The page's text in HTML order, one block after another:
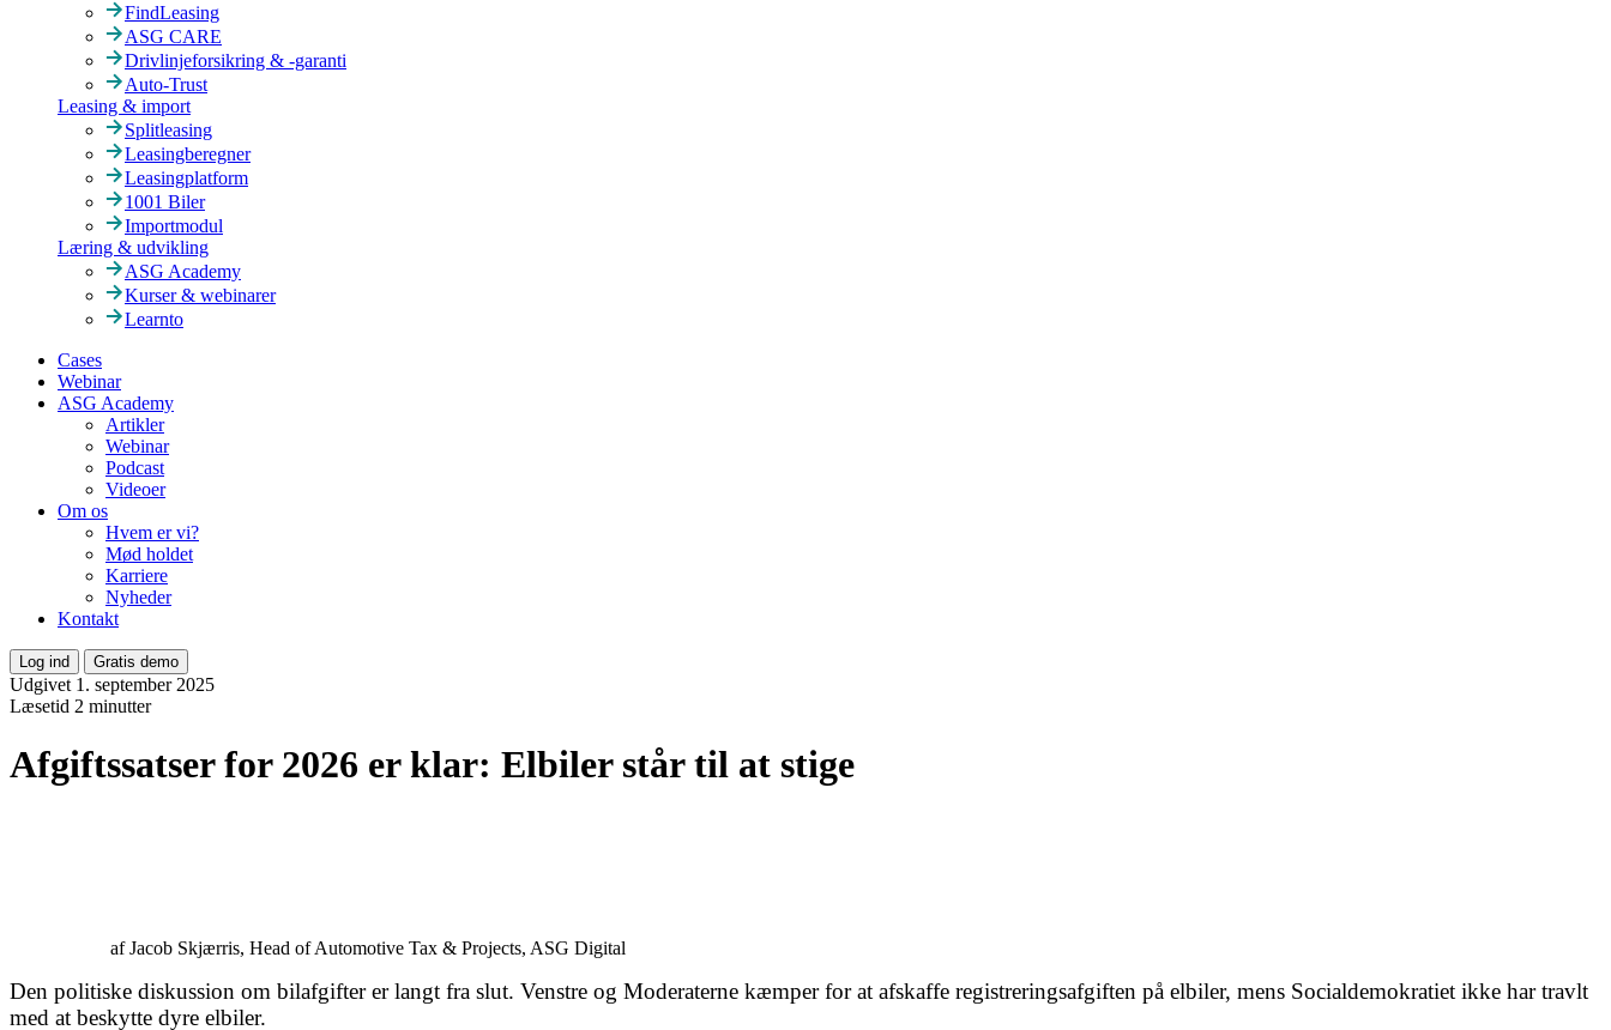
FindLeasing
ASG CARE
Drivlinjeforsikring & -garanti
Auto-Trust
Leasing & import
Splitleasing
Leasingberegner
Leasingplatform
1001 Biler
Importmodul
Læring & udvikling
ASG Academy
Kurser & webinarer
Learnto
Cases
Webinar
ASG Academy
Artikler
Webinar
Podcast
Videoer
Om os
Hvem er vi?
Mød holdet
Karriere
Nyheder
Kontakt
Log ind Gratis demo
Udgivet 1. september 2025
Læsetid 2 minutter
Afgiftssatser for 2026 er klar: Elbiler står til at stige
af Jacob Skjærris, Head of Automotive Tax & Projects, ASG Digital
Den politiske diskussion om bilafgifter er langt fra slut. Venstre og Moderaterne kæmper for at afskaffe registreringsafgiften på elbiler, mens Socialdemokratiet ikke har travlt
med at beskytte dyre elbiler.